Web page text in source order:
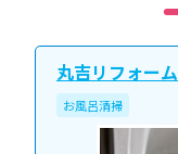
丸吉リフォーム
お風呂清掃